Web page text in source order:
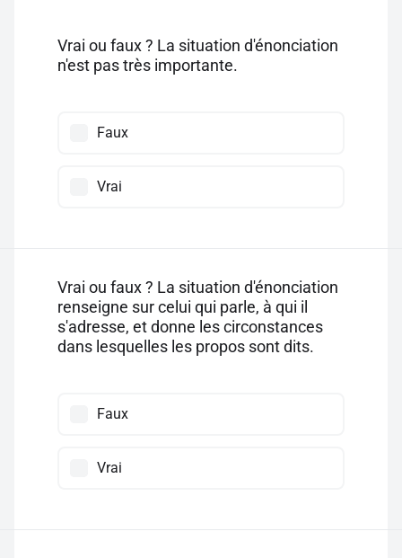
Pour profiter de 10 contenus offerts.
Vrai ou faux ? La situation d'énonciation
n'est pas très importante.
Faux
Vrai
Vrai ou faux ? La situation d'énonciation
renseigne sur celui qui parle, à qui il
s'adresse, et donne les circonstances
dans lesquelles les propos sont dits.
Faux
Vrai